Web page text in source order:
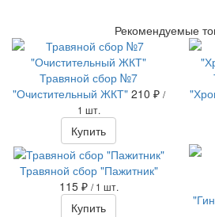
Рекомендуемые
Травяной сбор №7
"Очистительный ЖКТ" 210 ₽ /
1 шт.
Купить
Травяной сбор "Пажитник"
115 ₽ / 1 шт.
Купить